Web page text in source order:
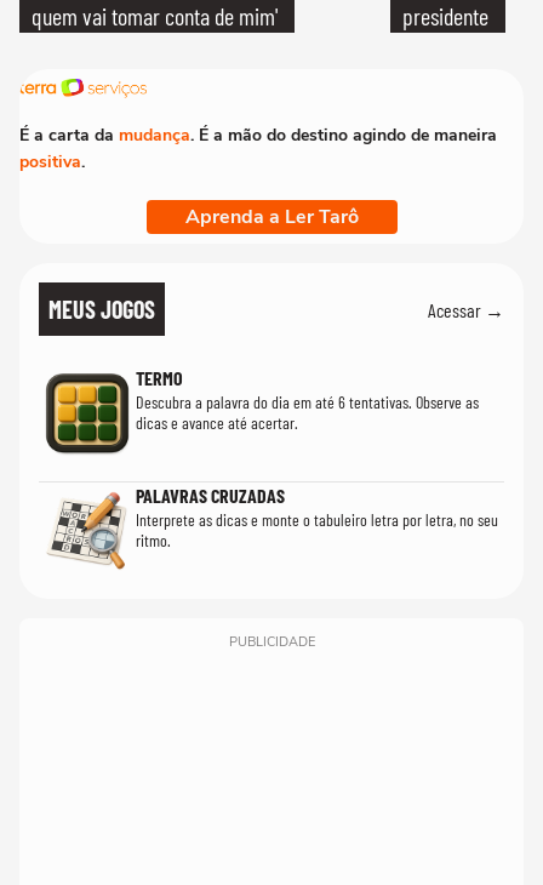
quem vai tomar conta de mim'
presidente
É a carta da mudança. É a mão do destino agindo de maneira
positiva.
Aprenda a Ler Tarô
MEUS JOGOS Acessar →
TERMO
Descubra a palavra do dia em até 6 tentativas. Observe as
dicas e avance até acertar.
PALAVRAS CRUZADAS
Interprete as dicas e monte o tabuleiro letra por letra, no seu
ritmo.
PUBLICIDADE